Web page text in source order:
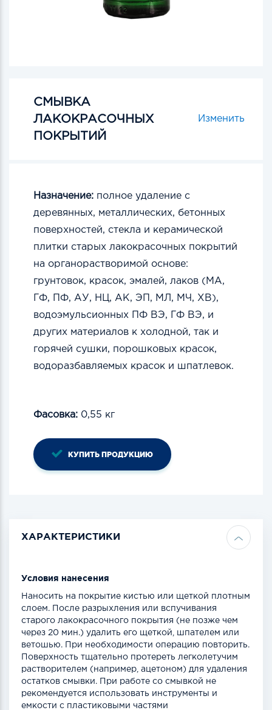
СМЫВКА
ЛАКОКРАСОЧНЫХ
ПОКРЫТИЙ
Изменить
Назначение: полное удаление с
деревянных, металлических, бетонных
поверхностей, стекла и керамической
плитки старых лакокрасочных покрытий
на органорастворимой основе:
грунтовок, красок, эмалей, лаков (МА,
ГФ, ПФ, АУ, НЦ, АК, ЭП, МЛ, МЧ, ХВ),
водоэмульсионных ПФ ВЭ, ГФ ВЭ, и
других материалов к холодной, так и
горячей сушки, порошковых красок,
водоразбавляемых красок и шпатлевок.
Фасовка: 0,55 кг
КУПИТЬ ПРОДУКЦИЮ
ХАРАКТЕРИСТИКИ
Условия нанесения
Наносить на покрытие кистью или щеткой плотным
слоем. После разрыхления или вспучивания
старого лакокрасочного покрытия (не позже чем
через 20 мин.) удалить его щеткой, шпателем или
ветошью. При необходимости операцию повторить.
Поверхность тщательно протереть легколетучим
растворителем (например, ацетоном) для удаления
остатков смывки. При работе со смывкой не
рекомендуется использовать инструменты и
емкости с пластиковыми частями